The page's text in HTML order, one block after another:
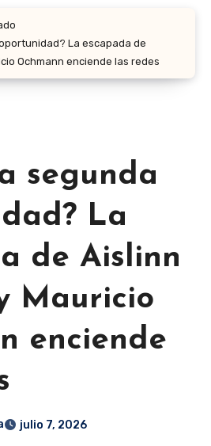
La escapada de
Ochmann enciende las redes
segunda
La
de Aislinn
Mauricio
enciende
julio 7, 2026